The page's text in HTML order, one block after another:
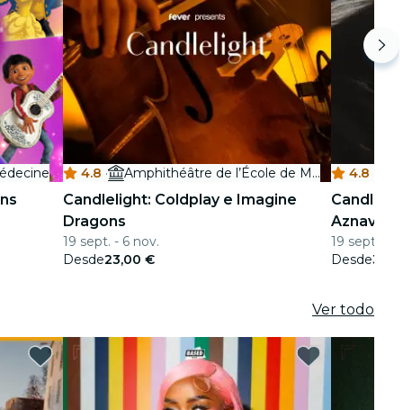
4.8 · Amphithéâtre de l’École de Médecine
Candlelight: Coldplay e Imagine
Dragons
19 sept. - 6 nov.
Desde23,00 €
4.8
Aznavour
19 sept.
Desde
Ver todo